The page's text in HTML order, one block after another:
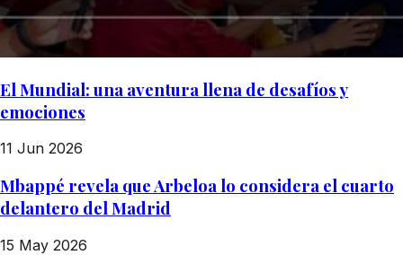
El Mundial: una aventura llena de desafíos y
emociones
11 Jun 2026
Mbappé revela que Arbeloa lo considera el cuarto
delantero del Madrid
15 May 2026